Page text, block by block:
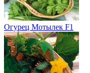
Огурец Мотылек F1